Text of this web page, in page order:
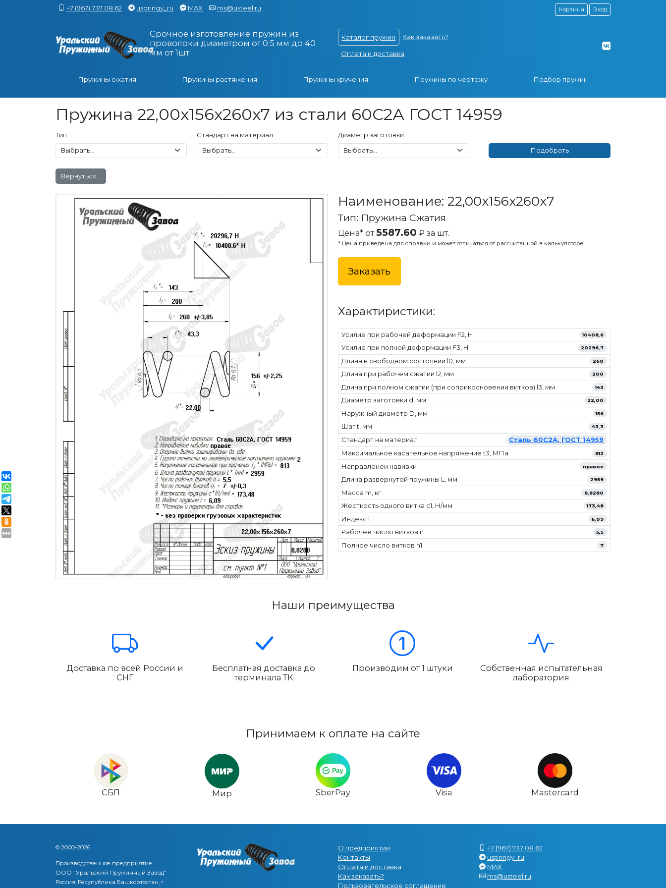
+7 (967) 737 08 62 uspringy_ru MAX ms@usteel.ru Корзина Вход
Срочное изготовление пружин из
проволоки диаметром от 0.5 мм до 40
мм от 1шт.
Каталог пружин Как заказать?
Оплата и доставка
Пружины сжатия Пружины растяжения Пружины кручения Пружины по чертежу Подбор пружин
Пружина 22,00x156x260x7 из стали 60С2А ГОСТ 14959
Тип Стандарт на материал Диаметр заготовки
Вернуться...
Наименование: 22,00x156x260x7
Тип: Пружина Сжатия
Цена* от5587.60 ₽ за шт.
* Цена приведена для справки и может отличаться от рассчитанной в калькуляторе.
Заказать
Характиристики:
Усилие при рабочей деформации F2, Н 10408,6
Усилие при полной деформации F3, Н 20296,7
Длина в свободном состоянии l0, мм 260
Длина при рабочем сжатии l2, мм 200
Длина при полном сжатии (при соприкосновении витков) l3, мм 143
Диаметр заготовки d, мм 22,00
Наружный диаметр D, мм 156
Шаг t, мм 43,3
Стандарт на материал
Сталь 60С2А, ГОСТ 14959
Максимальное касательное напряжение t3, МПа
813
Направленеи навивки правое
Длина развернутой пружины L, мм 2959
Масса m, кг 8,8280
Жесткость одного витка c1, Н/мм 173,48
Индекс i 6,09
Рабочее число витков n 5,5
Полное число витков n1 7
Наши преимущества
Доставка по всей России и
СНГ
Бесплатная доставка до
терминала ТК
Производим от 1 штуки
Собственная испытательная
лаборатория
Принимаем к оплате на сайте
СБП Мир SberPay Visa Mastercard
© 2000-2026
Производственное предприятие
ООО "Уральский Пружинный Завод"
Россия, Ресупублика Башкортостан, г.
О предприятии
Контакты
Оплата и доставка
Как заказать?
Пользовательское соглашение
+7 (967) 737 08 62
uspringy_ru
MAX
ms@usteel.ru